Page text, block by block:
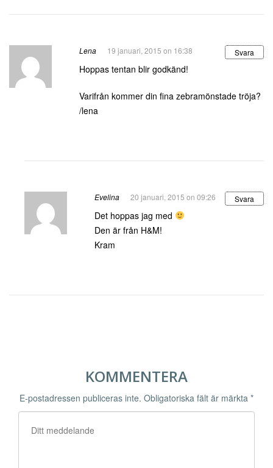
Lena 19 januari, 2015 on 16:38 Svara
Hoppas tentan blir godkänd!
Varifrån kommer din fina zebramönstade tröja?
/lena
Evelina 20 januari, 2015 on 09:26 Svara
Det hoppas jag med
Den är från H&M!
Kram
KOMMENTERA
E-postadressen publiceras inte. Obligatoriska fält är märkta *